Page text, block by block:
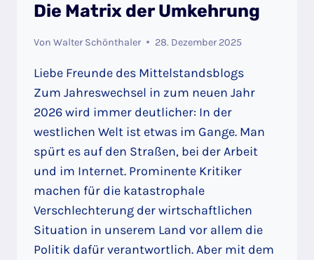
Die Matrix der Umkehrung
Von Walter Schönthaler 28. Dezember 2025
Liebe Freunde des Mittelstandsblogs
Zum Jahreswechsel in zum neuen Jahr
2026 wird immer deutlicher: In der
westlichen Welt ist etwas im Gange. Man
spürt es auf den Straßen, bei der Arbeit
und im Internet. Prominente Kritiker
machen für die katastrophale
Verschlechterung der wirtschaftlichen
Situation in unserem Land vor allem die
Politik dafür verantwortlich. Aber mit dem